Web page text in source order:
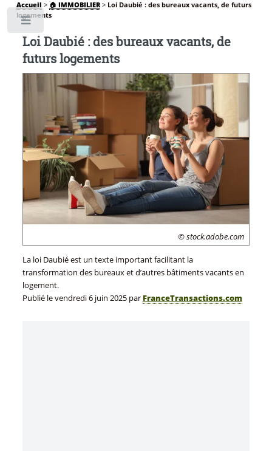
Accueil > 🏠 IMMOBILIER> Loi Daubié : des bureaux vacants, de futurs
logements
Loi Daubié : des bureaux vacants, de
futurs logements
© stock.adobe.com
La loi Daubié est un texte important facilitant la
transformation des bureaux et d’autres bâtiments vacants en
logement.
Publié levendredi 6 juin 2025par FranceTransactions.com